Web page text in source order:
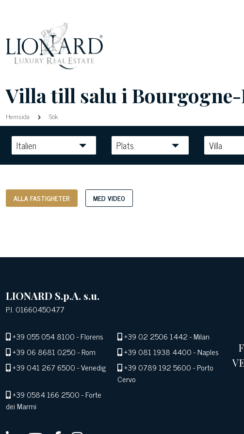
Villa till salu i
Hemsida Sök
Italien Plats Villa
ALLA FASTIGHETER MED VIDEO
LIONARD S.p.A. s.u.
P.I. 01660450477
+39 055 054 8100- Florens +39 02 2506 1442- Milan
+39 06 8681 0250- Rom +39 081 1938 4400- Naples
+39 041 267 6500- Venedig +39 0789 192 5600- Porto
Cervo
+39 0584 166 2500- Forte
dei Marmi